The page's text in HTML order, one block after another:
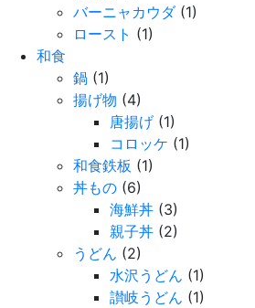
バーニャカウダ(1)
ロースト (1)
和食
鍋 (1)
揚げ物 (4)
唐揚げ (1)
コロッケ (1)
和食鉄板 (1)
丼もの (6)
海鮮丼 (3)
親子丼 (2)
うどん (2)
水沢うどん (1)
讃岐うどん (1)